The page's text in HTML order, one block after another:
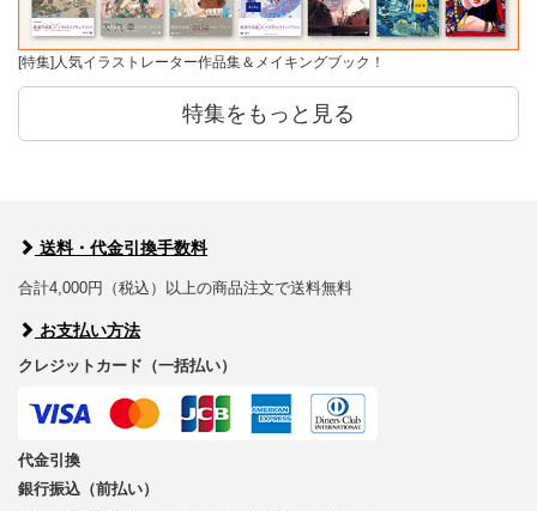
[特集]人気イラストレーター作品集＆メイキングブック！
特集をもっと見る
送料・代金引換手数料
合計4,000円（税込）以上の商品注文で送料無料
お支払い方法
クレジットカード（一括払い）
代金引換
銀行振込（前払い）